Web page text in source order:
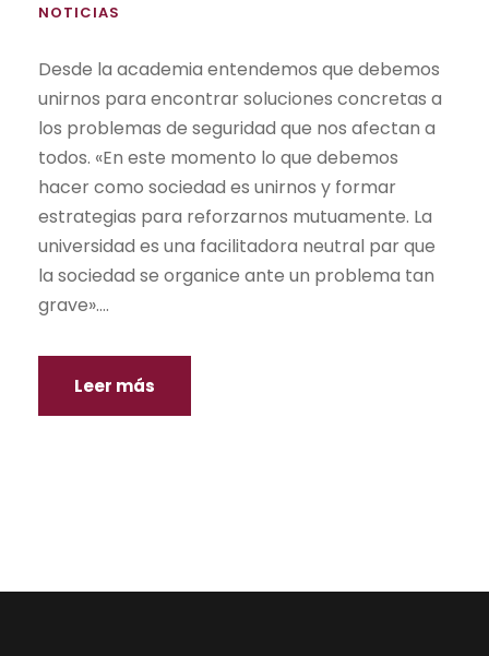
NOTICIAS
Desde la academia entendemos que debemos
unirnos para encontrar soluciones concretas a
los problemas de seguridad que nos afectan a
todos. «En este momento lo que debemos
hacer como sociedad es unirnos y formar
estrategias para reforzarnos mutuamente. La
universidad es una facilitadora neutral par que
la sociedad se organice ante un problema tan
grave»....
Leer más